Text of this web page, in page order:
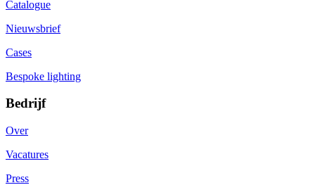
Catalogue
Nieuwsbrief
Cases
Bespoke lighting
Bedrijf
Over
Vacatures
Press